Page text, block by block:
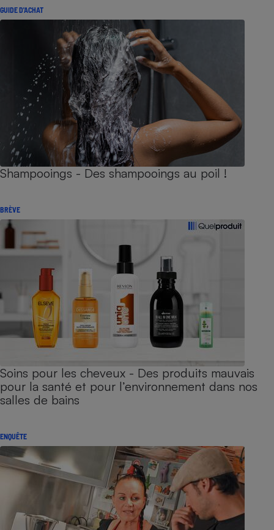
GUIDE D'ACHAT
Shampooings - Des shampooings au poil !
BRÈVE
Soins pour les cheveux - Des produits mauvais
pour la santé et pour l’environnement dans nos
salles de bains
ENQUÊTE